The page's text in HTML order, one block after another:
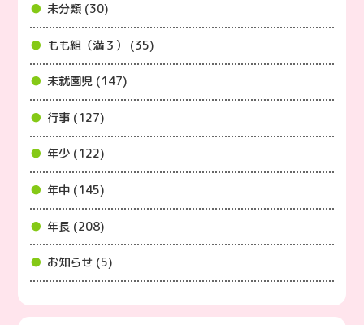
未分類 (30)
もも組（満３） (35)
未就園児 (147)
行事 (127)
年少 (122)
年中 (145)
年長 (208)
お知らせ (5)